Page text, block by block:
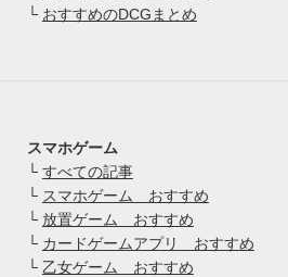
└ おすすめのDCGまとめ
スマホゲーム
└ すべての記事
└ スマホゲーム おすすめ
└ 放置ゲーム おすすめ
└ カードゲームアプリ おすすめ
└ 乙女ゲーム おすすめ